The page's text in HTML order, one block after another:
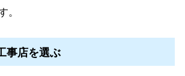
。
事店を選ぶ